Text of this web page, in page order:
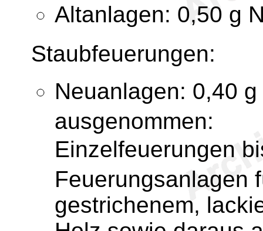
Altanlagen: 0,50 g
Staubfeuerungen:
Neuanlagen: 0,40 g
ausgenommen:
Einzelfeuerungen
Feuerungsanlagen
gestrichenem,